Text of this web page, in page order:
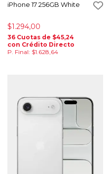
iPhone 17 256GB White
$1.294,00
36 Cuotas de $45,24
con Crédito Directo
P. Final: $1.628,64